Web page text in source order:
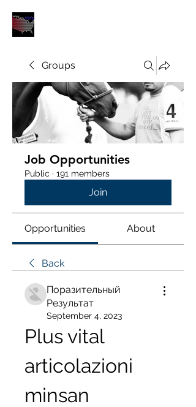
Groups
Job Opportunities
Public · 191 members
Join
Opportunities About
Back
Поразительный
Результат
September 4, 2023
Plus vital
articolazioni
minsan